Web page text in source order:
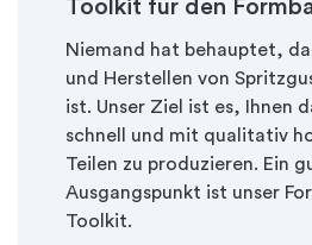
Toolkit für den
Niemand hat behauptet,
und Herstellen von
ist. Unser Ziel ist es, Ihnen
schnell und mit qualitativ
Teilen zu produzieren. Ein
Ausgangspunkt ist unser
Toolkit.